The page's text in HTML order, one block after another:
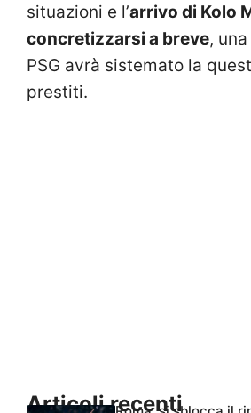
situazioni e l’arrivo di Kolo
concretizzarsi a breve,
PSG avrà sistemato la
prestiti.
Articoli recenti